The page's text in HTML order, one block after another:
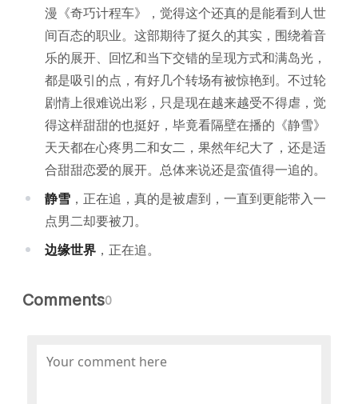
漫《奇巧计程车》，觉得这个还真的是能看到人世
间百态的职业。这部期待了挺久的其实，围绕着音
乐的展开、回忆和当下交错的呈现方式和满岛光，
都是吸引的点，有好几个转场有被惊艳到。不过轮
剧情上很难说出彩，只是现在越来越受不得虐，觉
得这样甜甜的也挺好，毕竟看隔壁在播的《静雪》
天天都在心疼男二和女二，果然年纪大了，还是适
合甜甜恋爱的展开。总体来说还是蛮值得一追的。
静雪 ，正在追，真的是被虐到，一直到更能带入一
点男二却要被刀。
边缘世界 ，正在追。
Comments0